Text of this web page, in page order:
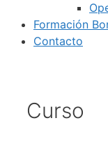
Formación
Contacto
Curso